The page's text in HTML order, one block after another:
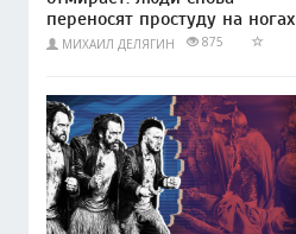
переносят простуду на ногах
МИХАИЛ ДЕЛЯГИН 875